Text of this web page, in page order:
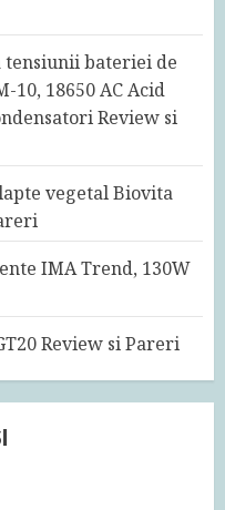
tensiunii bateriei de
10, 18650 AC Acid
Review si
vegetal Biovita
IMA Trend, 130W
Review si Pareri